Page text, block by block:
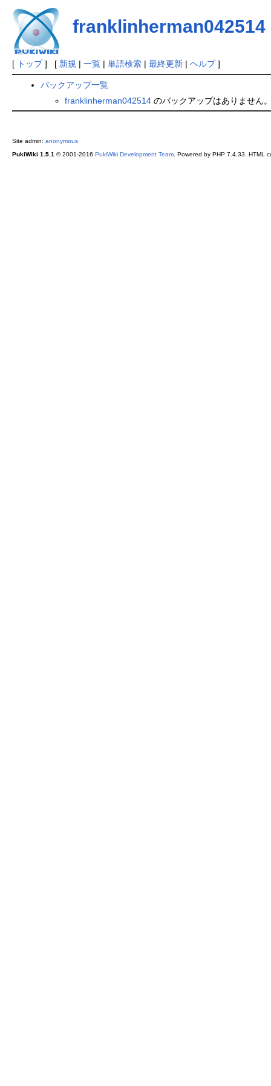
franklinherman042514
[ トップ] [ 新規 | 一覧| 単語検索| 最終更新| ヘルプ]
バックアップ一覧
franklinherman042514のバックアップはありません
Site admin: anonymous
PukiWiki 1.5.1 © 2001-2016 PukiWiki Development Team. Powered by PHP 7.4.33. HTML